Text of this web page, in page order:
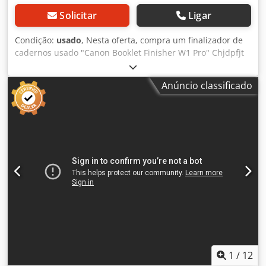
Solicitar Ligar
Condição: usado, Nesta oferta, compra um finalizador de
cadernos usado "Canon Booklet Finisher W1 Pro" Chjdpfjt
Hfhkex Airoa Objeto de venda: 1 x Finalizador de cadernos
Canon W1 Pro adequado para vários modelos Canon
Estado: Esta oferta é para um dispositivo usado, que pode
mostrar sinais de uso (pequenos arranhões ou
amarelecimento). (pequenos riscos ou amarelecimento). O
reunião para o efeito! Embalagem para o mar e envio para
todo o mundo a pedido! Para mais informações, é claro
que também pode contactar-nos pessoalmente.
Anúncio classificado
1 / 12